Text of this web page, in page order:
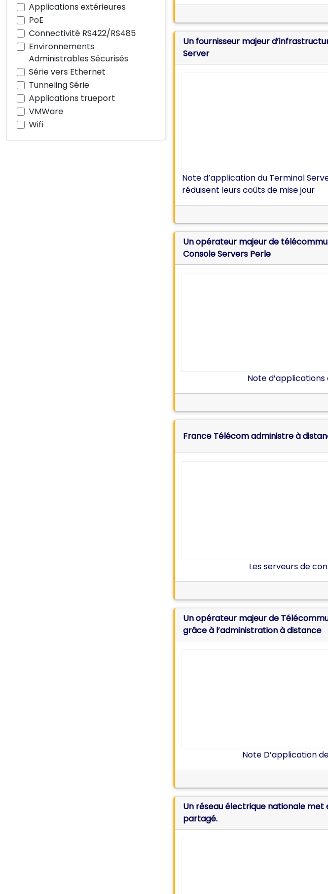
Applications extérieures
PoE
Connectivité RS422/RS485
Environnements
Administrables Sécurisés
Série vers Ethernet
Tunneling Série
Applications trueport
VMWare
Wifi
Un fournisseur majeur
Server
Note d’application du Terminal
réduisent leurs coûts de mise jour
Un opérateur majeur de
Console Servers Perle
Note
France Télécom administre à
Les serveurs de
Un opérateur majeur de Télécommunications assure un taux de
grâce à l’administration à distance
Note D’application
Un réseau électrique nationale met en place la surveillance et le contrôle d’ un nouveau
partagé.